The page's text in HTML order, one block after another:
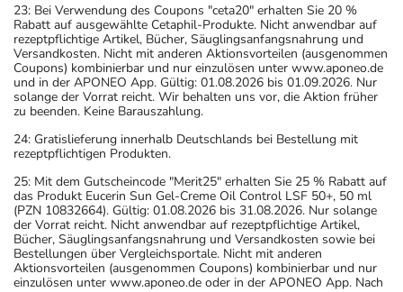
23: Bei Verwendung des Coupons "ceta20" erhalten Sie 20 %
Rabatt auf ausgewählte Cetaphil-Produkte. Nicht anwendbar auf
rezeptpflichtige Artikel, Bücher, Säuglingsanfangsnahrung und
Versandkosten. Nicht mit anderen Aktionsvorteilen (ausgenommen
Coupons) kombinierbar und nur einzulösen unter www.aponeo.de
und in der APONEO App. Gültig: 01.08.2026 bis 01.09.2026. Nur
solange der Vorrat reicht. Wir behalten uns vor, die Aktion früher
zu beenden. Keine Barauszahlung.
24: Gratislieferung innerhalb Deutschlands bei Bestellung mit
rezeptpflichtigen Produkten.
25: Mit dem Gutscheincode "Merit25" erhalten Sie 25 % Rabatt auf
das Produkt Eucerin Sun Gel-Creme Oil Control LSF 50+, 50 ml
(PZN 10832664). Gültig: 01.08.2026 bis 31.08.2026. Nur solange
der Vorrat reicht. Nicht anwendbar auf rezeptpflichtige Artikel,
Bücher, Säuglingsanfangsnahrung und Versandkosten sowie bei
Bestellungen über Vergleichsportale. Nicht mit anderen
Aktionsvorteilen (ausgenommen Coupons) kombinierbar und nur
einzulösen unter www.aponeo.de oder in der APONEO App. Nach